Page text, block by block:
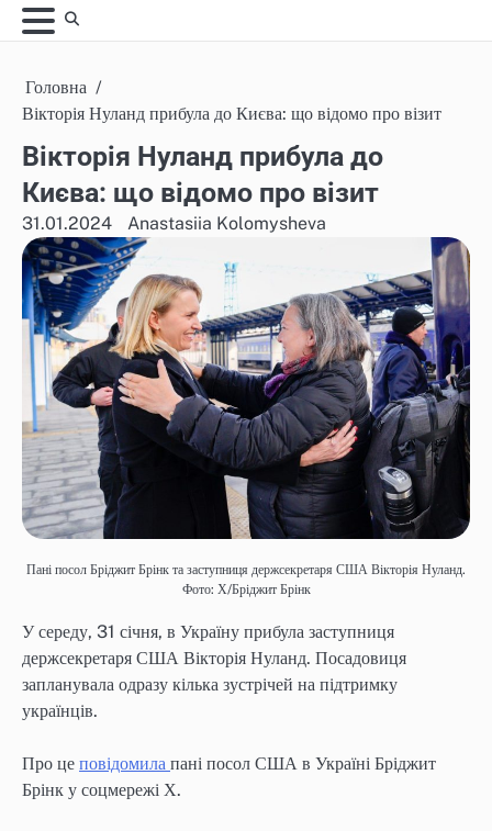
Skip
to
Головна
Вікторія Нуланд прибула до Києва: що відомо про візит
Вікторія Нуланд прибула до
Києва: що відомо про візит
31.01.2024 Anastasiia Kolomysheva
Пані посол Бріджит Брінк та заступниця держсекретаря США Вікторія Нуланд.
Фото: Х/Бріджит Брінк
У середу, 31 січня, в Україну прибула заступниця
держсекретаря США Вікторія Нуланд. Посадовиця
запланувала одразу кілька зустрічей на підтримку
українців.
Про це повідомила пані посол США в Україні Бріджит
Брінк у соцмережі Х.